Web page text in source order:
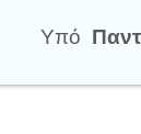
Υπό